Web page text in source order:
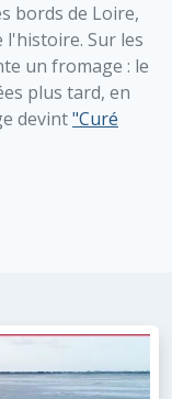
bords de Loire,
l'histoire. Sur les
un fromage : le
plus tard, en
devint"Curé